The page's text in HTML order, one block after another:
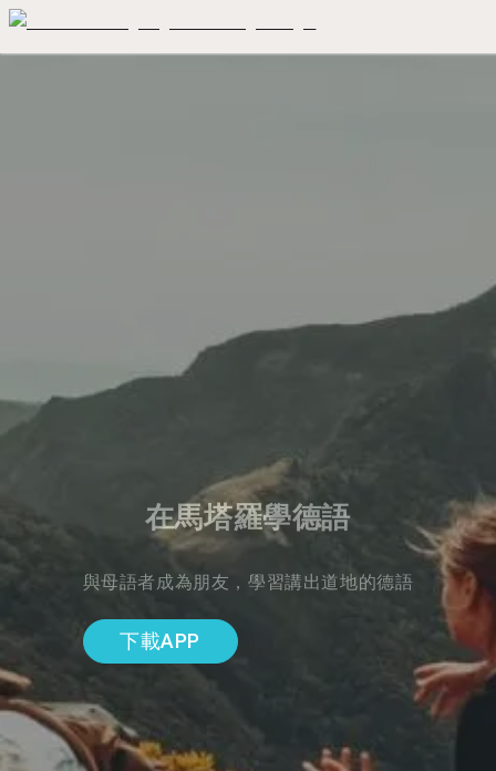
在馬塔羅學德語
與母語者成為朋友，學習講出道地的德語
下載APP